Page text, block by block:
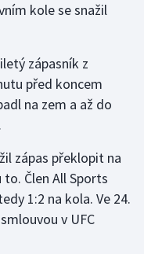
kole se snažil
zápasník z
před koncem
na zem a až do
zápas překlopit na
Člen All Sports
1:2 na kola. Ve 24.
v UFC